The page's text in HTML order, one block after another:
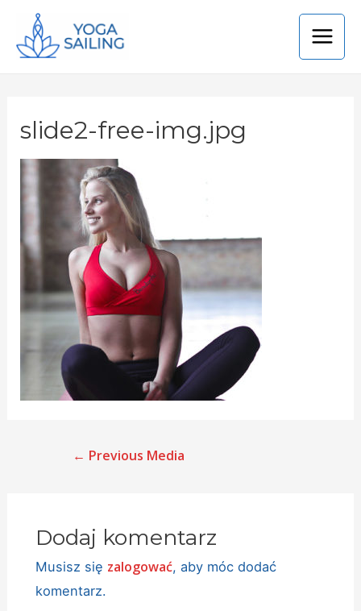
slide2-free-img.jpg
← Previous Media
Dodaj komentarz
Musisz się zalogować, aby móc dodać
komentarz.